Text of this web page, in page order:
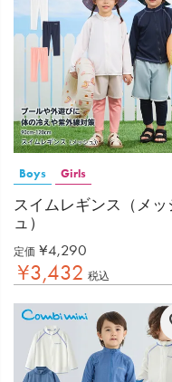
Boys Girls
スイムレギンス（メッ
ュ）
定価 ¥4,290
¥3,432 税込